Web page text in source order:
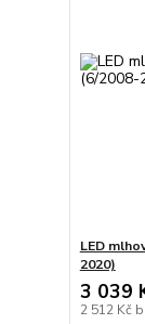
LED
2020)
3 039
2 512 Kč